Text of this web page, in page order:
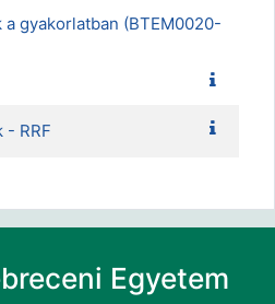
gyakorlatban (BTEM0020-
- RRF
Egyetem